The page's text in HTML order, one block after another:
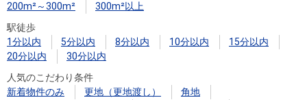
200m²～300m²
300m²以上
駅徒歩
1分以内
5分以内 8分以内 10分以内
15分以内
20分以内
30分以内
人気のこだわり条件
新着物件のみ
更地（更地渡し）
角地